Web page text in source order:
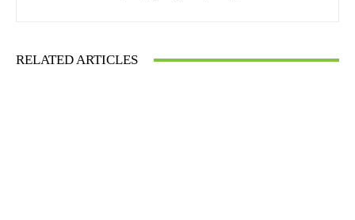
RELATED ARTICLES